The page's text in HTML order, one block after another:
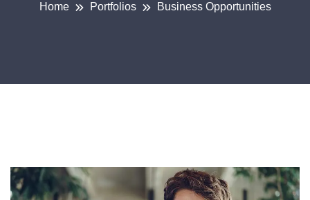
Home Portfolios Business Opportunities